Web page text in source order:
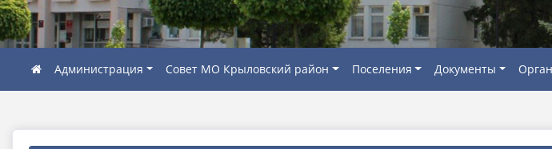
Администрация Совет МО Крыловский район Поселения Документы